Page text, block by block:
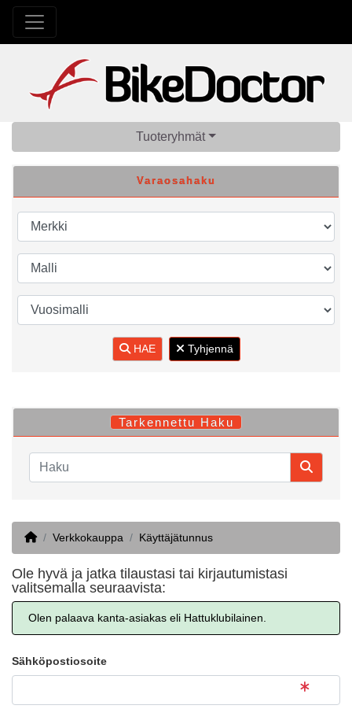
Tuoteryhmät
Varaosahaku
HAE Tyhjennä
Tarkennettu Haku
HomeVerkkokauppa Käyttäjätunnus
Ole hyvä ja jatka tilaustasi tai kirjautumistasi
valitsemalla seuraavista:
Olen palaava kanta-asiakas eli Hattuklubilainen.
Sähköpostiosoite